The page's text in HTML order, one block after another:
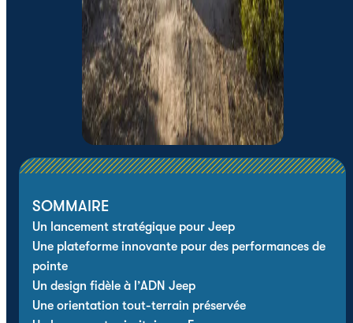
SOMMAIRE
Un lancement stratégique pour Jeep
Une plateforme innovante pour des performances de
pointe
Un design fidèle à l’ADN Jeep
Une orientation tout-terrain préservée